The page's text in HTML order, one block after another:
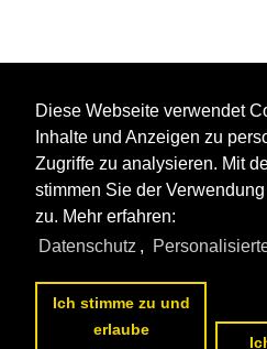
Diese Webseite verwendet
Inhalte und Anzeigen zu
Zugriffe zu analysieren. Mit
stimmen Sie der
zu. Mehr erfahren:
Datenschutz ,
Ich stimme zu und
erlaube